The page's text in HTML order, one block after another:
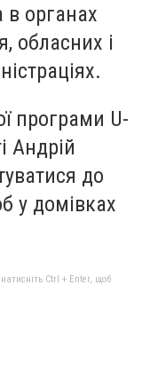
в органах
обласних і
програми U-
Андрій
до
у домівках
Ctrl + Enter, щоб